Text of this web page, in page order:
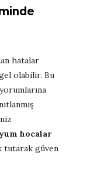
hatalar
olabilir. Bu
hocalar
tutarak güven